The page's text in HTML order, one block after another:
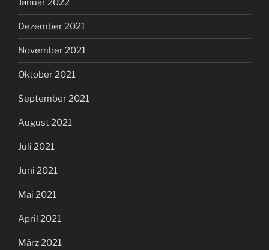
Januar 2022
Dezember 2021
November 2021
Oktober 2021
September 2021
August 2021
Juli 2021
Juni 2021
Mai 2021
April 2021
März 2021